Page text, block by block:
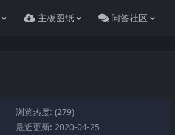
主板图纸 问答社区
浏览热度: (279)
最近更新: 2020-04-25